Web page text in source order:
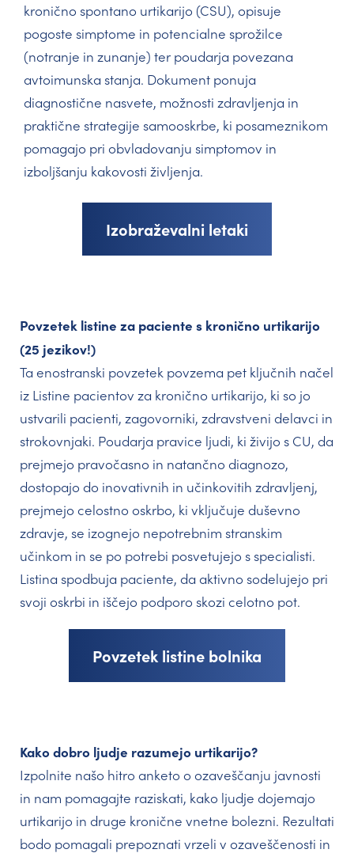
kronično spontano urtikarijo (CSU), opisuje
pogoste simptome in potencialne sprožilce
(notranje in zunanje) ter poudarja povezana
avtoimunska stanja. Dokument ponuja
diagnostične nasvete, možnosti zdravljenja in
praktične strategije samooskrbe, ki posameznikom
pomagajo pri obvladovanju simptomov in
izboljšanju kakovosti življenja.
Izobraževalni letaki
Povzetek listine za paciente s kronično urtikarijo
(25 jezikov!)
Ta enostranski povzetek povzema pet ključnih načel
iz Listine pacientov za kronično urtikarijo, ki so jo
ustvarili pacienti, zagovorniki, zdravstveni delavci in
strokovnjaki. Poudarja pravice ljudi, ki živijo s CU, da
prejmejo pravočasno in natančno diagnozo,
dostopajo do inovativnih in učinkovitih zdravljenj,
prejmejo celostno oskrbo, ki vključuje duševno
zdravje, se izognejo nepotrebnim stranskim
učinkom in se po potrebi posvetujejo s specialisti.
Listina spodbuja paciente, da aktivno sodelujejo pri
svoji oskrbi in iščejo podporo skozi celotno pot.
Povzetek listine bolnika
Kako dobro ljudje razumejo urtikarijo?
Izpolnite našo hitro anketo o ozaveščanju javnosti
in nam pomagajte raziskati, kako ljudje dojemajo
urtikarijo in druge kronične vnetne bolezni. Rezultati
bodo pomagali prepoznati vrzeli v ozaveščenosti in